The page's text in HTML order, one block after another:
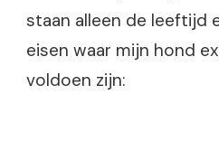
staan alleen de leeftijd
eisen waar mijn hond
voldoen zijn: